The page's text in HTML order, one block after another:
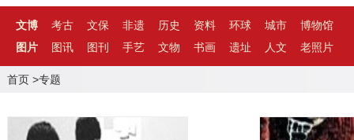
文博 考古 文保 非遗 历史 资料 环球 城市
博物馆
图片
图讯 图刊 手艺 文物 书画 遗址 人文 老照片
首页 >专题